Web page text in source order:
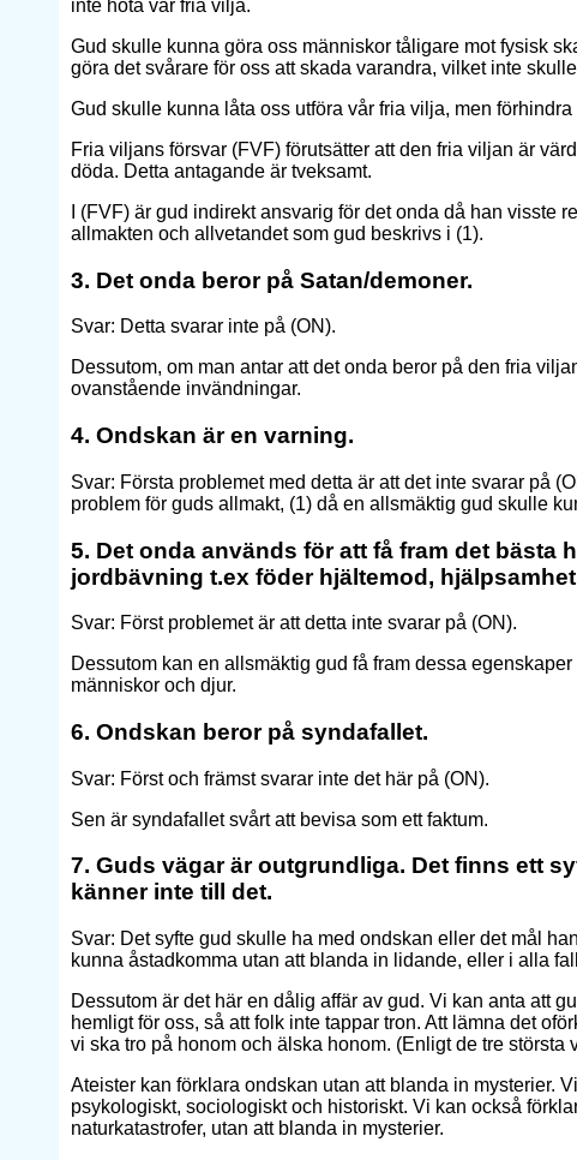
inte hota vår fria vilja.
Gud skulle kunna göra oss människor tåligare mot fysisk
göra det svårare för oss att skada varandra, vilket inte
Gud skulle kunna låta oss utföra vår fria vilja, men
Fria viljans försvar (FVF) förutsätter att den fria viljan är
döda. Detta antagande är tveksamt.
I (FVF) är gud indirekt ansvarig för det onda då han visste
allmakten och allvetandet som gud beskrivs i (1).
3. Det onda beror på Satan/demoner.
Svar: Detta svarar inte på (ON).
Dessutom, om man antar att det onda beror på den fria
ovanstående invändningar.
4. Ondskan är en varning.
Svar: Första problemet med detta är att det inte svarar på
problem för guds allmakt, (1) då en allsmäktig gud skulle
5. Det onda används för att få fram det bästa
jordbävning t.ex föder hjältemod,
Svar: Först problemet är att detta inte svarar på (ON).
Dessutom kan en allsmäktig gud få fram dessa
människor och djur.
6. Ondskan beror på syndafallet.
Svar: Först och främst svarar inte det här på (ON).
Sen är syndafallet svårt att bevisa som ett faktum.
7. Guds vägar är outgrundliga. Det finns ett
känner inte till det.
Svar: Det syfte gud skulle ha med ondskan eller det mål
kunna åstadkomma utan att blanda in lidande, eller i alla
Dessutom är det här en dålig affär av gud. Vi kan anta att
hemligt för oss, så att folk inte tappar tron. Att lämna det
vi ska tro på honom och älska honom. (Enligt de tre största
Ateister kan förklara ondskan utan att blanda in mysterier.
psykologiskt, sociologiskt och historiskt. Vi kan också
naturkatastrofer, utan att blanda in mysterier.